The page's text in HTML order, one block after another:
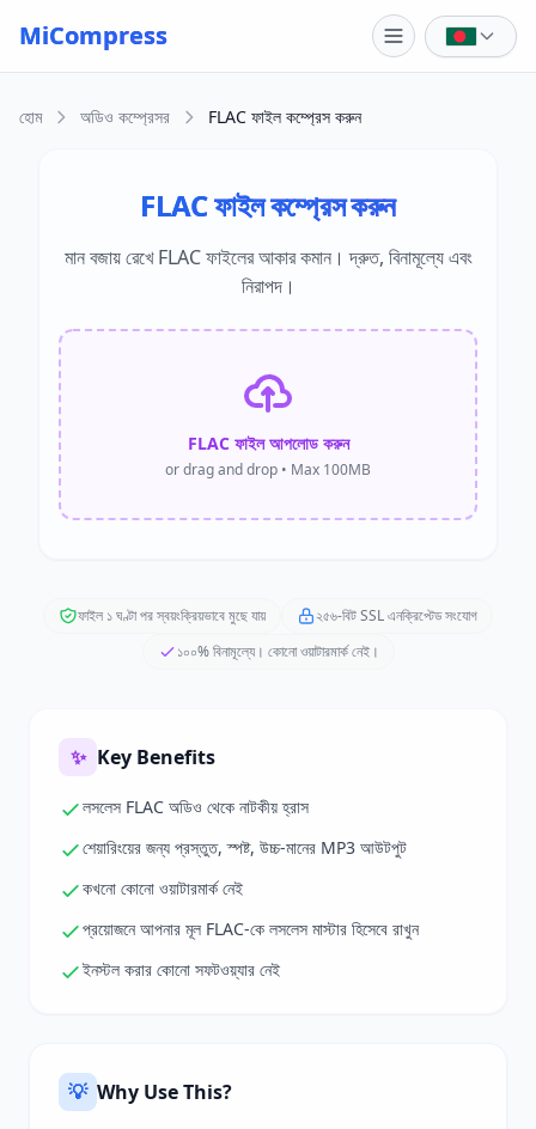
Skip to main content
MiCompress
হোম অডিও কম্প্রেসর FLAC ফাইল কম্প্রেস করুন
FLAC ফাইল কম্প্রেস করুন
মান বজায় রেখে FLAC ফাইলের আকার কমান। দ্রুত, বিনামূল্যে এবং
নিরাপদ।
FLAC ফাইল আপলোড করুন
or drag and drop • Max 100MB
ফাইল ১ ঘণ্টা পর স্বয়ংক্রিয়ভাবে মুছে যায়
২৫৬-বিট SSL এনক্রিপ্টেড সংযোগ
১০০% বিনামূল্যে। কোনো ওয়াটারমার্ক নেই।
✨ Key Benefits
লসলেস FLAC অডিও থেকে নাটকীয় হ্রাস
শেয়ারিংয়ের জন্য প্রস্তুত, স্পষ্ট, উচ্চ-মানের MP3 আউটপুট
কখনো কোনো ওয়াটারমার্ক নেই
প্রয়োজনে আপনার মূল FLAC-কে লসলেস মাস্টার হিসেবে রাখুন
ইনস্টল করার কোনো সফটওয়্যার নেই
💡 Why Use This?